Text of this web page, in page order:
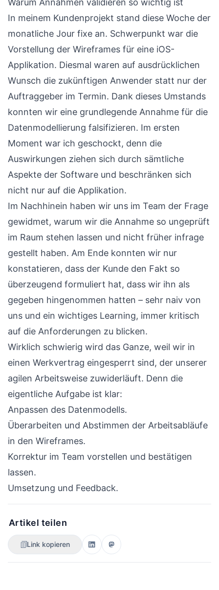
Warum Annahmen validieren so wichtig ist
In meinem Kundenprojekt stand diese Woche der
monatliche Jour fixe an. Schwerpunkt war die
Vorstellung der Wireframes für eine iOS-
Applikation. Diesmal waren auf ausdrücklichen
Wunsch die zukünftigen Anwender statt nur der
Auftraggeber im Termin. Dank dieses Umstands
konnten wir eine grundlegende Annahme für die
Datenmodellierung falsifizieren. Im ersten
Moment war ich geschockt, denn die
Auswirkungen ziehen sich durch sämtliche
Aspekte der Software und beschränken sich
nicht nur auf die Applikation.
Im Nachhinein haben wir uns im Team der Frage
gewidmet, warum wir die Annahme so ungeprüft
im Raum stehen lassen und nicht früher infrage
gestellt haben. Am Ende konnten wir nur
konstatieren, dass der Kunde den Fakt so
überzeugend formuliert hat, dass wir ihn als
gegeben hingenommen hatten – sehr naiv von
uns und ein wichtiges Learning, immer kritisch
auf die Anforderungen zu blicken.
Wirklich schwierig wird das Ganze, weil wir in
einen Werkvertrag eingesperrt sind, der unserer
agilen Arbeitsweise zuwiderläuft. Denn die
eigentliche Aufgabe ist klar:
Anpassen des Datenmodells.
Überarbeiten und Abstimmen der Arbeitsabläufe
in den Wireframes.
Korrektur im Team vorstellen und bestätigen
lassen.
Umsetzung und Feedback.
Artikel teilen
Link kopieren